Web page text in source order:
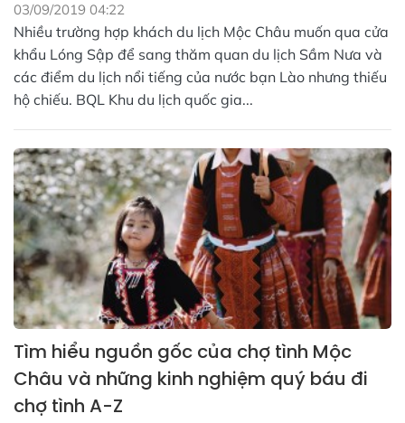
03/09/2019 04:22
Nhiều trường hợp khách du lịch Mộc Châu muốn qua cửa
khẩu Lóng Sập để sang thăm quan du lịch Sầm Nưa và
các điểm du lịch nổi tiếng của nước bạn Lào nhưng thiếu
hộ chiếu. BQL Khu du lịch quốc gia...
Tìm hiểu nguồn gốc của chợ tình Mộc
Châu và những kinh nghiệm quý báu đi
chợ tình A-Z